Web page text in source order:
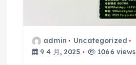
admin
Uncategorized
9 4 月, 2025
1066 views